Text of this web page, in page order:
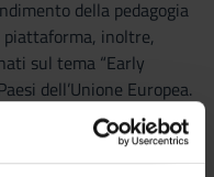
della pedagogia
piattaforma, inoltre,
sul tema “Early
dell’Unione Europea.
delle questioni
nella fascia 0-6
delle proprie